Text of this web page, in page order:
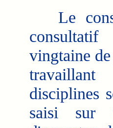
Le
vingtaine
disciplines
saisi sur